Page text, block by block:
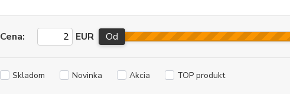
Cena: EUR Od
Skladom Novinka Akcia TOP produkt